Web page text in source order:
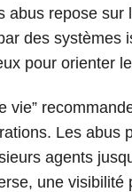
abus repose
des systèmes
pour orienter
vie”
Les abus
agents
une